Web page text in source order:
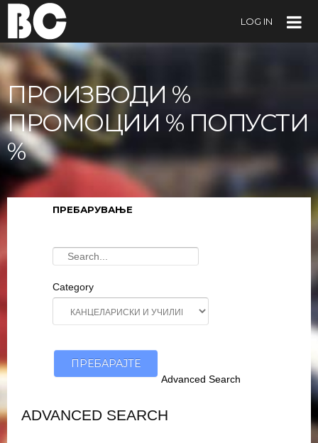
LOG IN
ПРОИЗВОДИ %
ПРОМОЦИИ % ПОПУСТИ
%
ПРЕБАРУВАЊЕ
Category
Advanced Search
ADVANCED SEARCH